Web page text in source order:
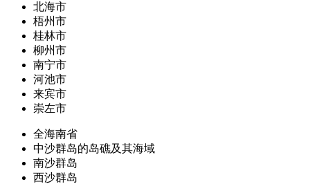
北海市
梧州市
桂林市
柳州市
南宁市
河池市
来宾市
崇左市
全海南省
中沙群岛的岛礁及其海域
南沙群岛
西沙群岛